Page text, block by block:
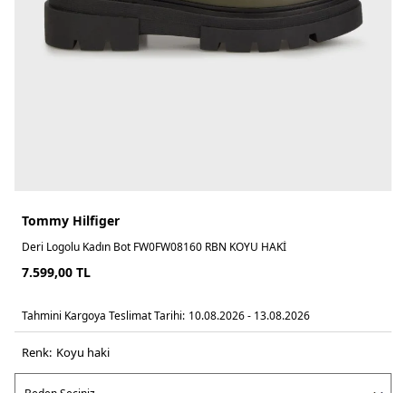
Tommy Hilfiger
Deri Logolu Kadın Bot FW0FW08160 RBN KOYU HAKİ
7.599,00 TL
Tahmini Kargoya Teslimat Tarihi: 10.08.2026 - 13.08.2026
Renk: koyu haki̇